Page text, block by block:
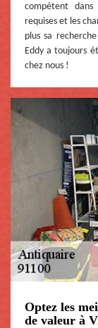
compétent
requises et les
plus sa
Eddy a toujours
chez nous !
Optez les
de valeur à